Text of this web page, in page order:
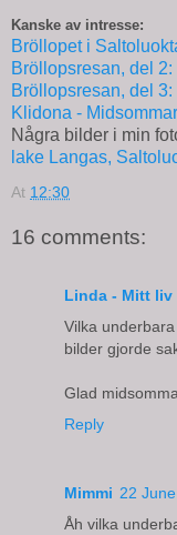
Kanske av intresse:
Bröllopet i
Bröllopsresan, del
Bröllopsresan, del
Klidona -
Några bilder i min
lake Langas,
At 12:30
16 comments:
Linda - Mitt liv
Vilka
bilder gjorde
Glad
Reply
Mimmi 22
Åh vilka